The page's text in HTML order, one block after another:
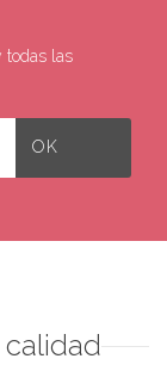
todas las